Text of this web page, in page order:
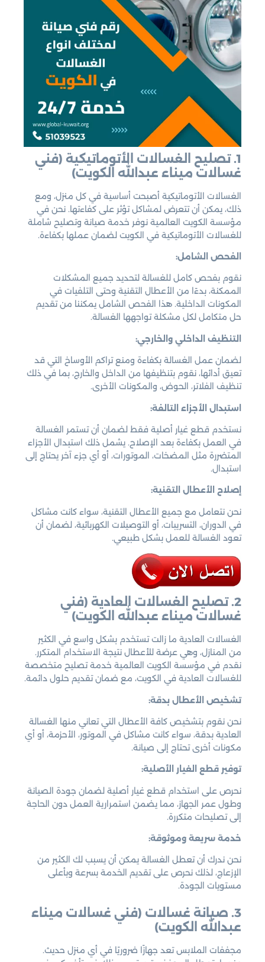
1. تصليح الغسالات الأتوماتيكية
(فني
غسالات ميناء عبدالله الكويت)
الغسالات الأتوماتيكية أصبحت أساسية في كل منزل، ومع
ذلك، يمكن أن تتعرض لمشاكل تؤثر على كفاءتها. نحن في
مؤسسة الكويت العالمية نوفر خدمة صيانة وتصليح شاملة
للغسالات الأتوماتيكية في الكويت لضمان عملها بكفاءة.
الفحص الشامل:
نقوم بفحص كامل للغسالة لتحديد جميع المشكلات
الممكنة، بدءًا من الأعطال التقنية وحتى التلفيات في
المكونات الداخلية. هذا الفحص الشامل يمكننا من تقديم
حل متكامل لكل مشكلة تواجهها الغسالة.
التنظيف الداخلي والخارجي:
لضمان عمل الغسالة بكفاءة ومنع تراكم الأوساخ التي قد
تعيق أدائها، نقوم بتنظيفها من الداخل والخارج، بما في ذلك
تنظيف الفلاتر، الحوض، والمكونات الأخرى.
استبدال الأجزاء التالفة:
نستخدم قطع غيار أصلية فقط لضمان أن تستمر الغسالة
في العمل بكفاءة بعد الإصلاح. يشمل ذلك استبدال الأجزاء
المتضررة مثل المضخات، الموتورات، أو أي جزء آخر يحتاج إلى
استبدال.
إصلاح الأعطال التقنية:
نحن نتعامل مع جميع الأعطال التقنية، سواء كانت مشاكل
في الدوران، التسريبات، أو التوصيلات الكهربائية، لضمان أن
تعود الغسالة للعمل بشكل طبيعي.
2. تصليح الغسالات العادية
(فني
غسالات ميناء عبدالله الكويت)
الغسالات العادية ما زالت تستخدم بشكل واسع في الكثير
من المنازل، وهي عرضة للأعطال نتيجة الاستخدام المتكرر.
نقدم في مؤسسة الكويت العالمية خدمة تصليح متخصصة
للغسالات العادية في الكويت، مع ضمان تقديم حلول دائمة.
تشخيص الأعطال بدقة:
نحن نقوم بتشخيص كافة الأعطال التي تعاني منها الغسالة
العادية بدقة، سواء كانت مشاكل في الموتور، الأحزمة، أو أي
مكونات أخرى تحتاج إلى صيانة.
توفير قطع الغيار الأصلية:
نحرص على استخدام قطع غيار أصلية لضمان جودة الصيانة
وطول عمر الجهاز، مما يضمن استمرارية العمل دون الحاجة
إلى تصليحات متكررة.
خدمة سريعة وموثوقة:
نحن ندرك أن تعطل الغسالة يمكن أن يسبب لك الكثير من
الإزعاج، لذلك نحرص على تقديم الخدمة بسرعة وبأعلى
مستويات الجودة.
3. صيانة غسالات (فني غسالات ميناء
عبدالله الكويت)
مجففات الملابس تعد جهازًا ضروريًا في أي منزل حديث.